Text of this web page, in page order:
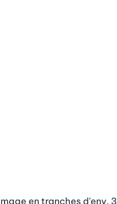
en tranches d'env. 3